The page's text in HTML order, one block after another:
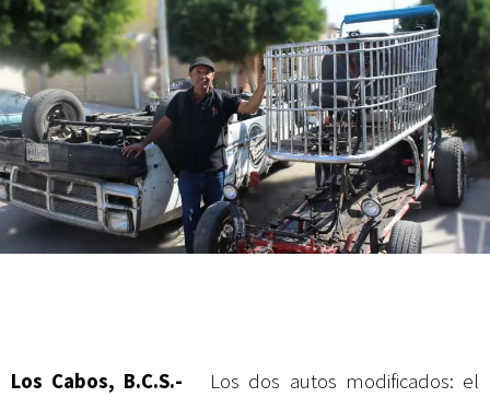
actividades de acceso libre
Los Cabos, B.C.S.- Los dos autos modificados: el